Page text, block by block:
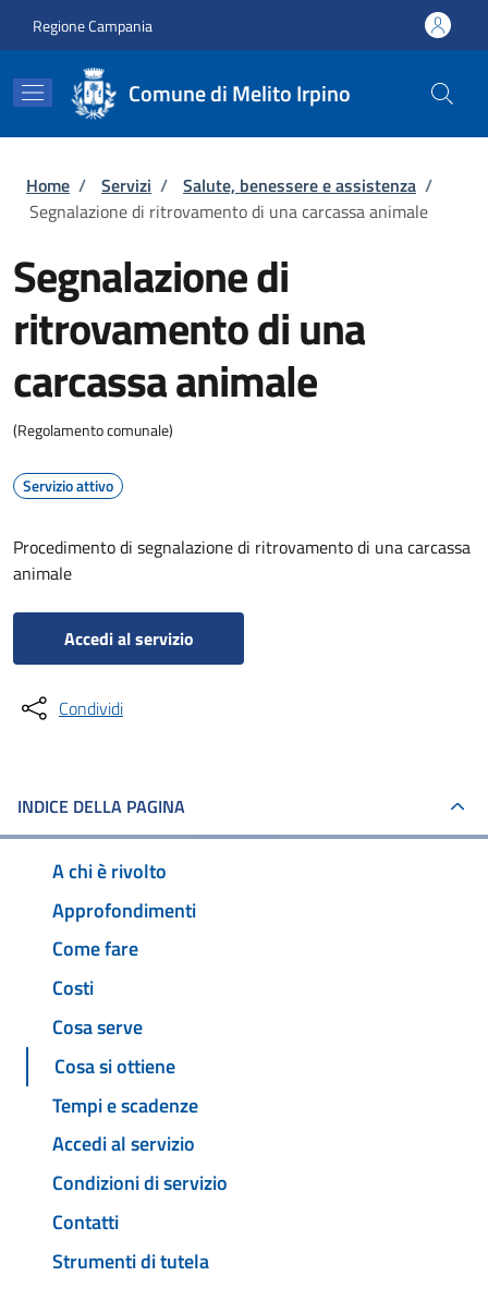
Regione Campania
Comune di Melito Irpino
Briciole di pane
Home / Servizi / Salute, benessere e assistenza /
Segnalazione di ritrovamento di una carcassa animale
Segnalazione di
ritrovamento di una
carcassa animale
(Regolamento comunale)
Servizio attivo
Procedimento di segnalazione di ritrovamento di una carcassa
animale
Accedi al servizio
Condividi
INDICE DELLA PAGINA
A chi è rivolto
Approfondimenti
Come fare
Costi
Cosa serve
Cosa si ottiene
Tempi e scadenze
Accedi al servizio
Condizioni di servizio
Contatti
Strumenti di tutela